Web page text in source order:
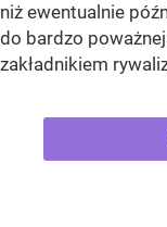
niż ewentualnie
do bardzo
zakładnikiem